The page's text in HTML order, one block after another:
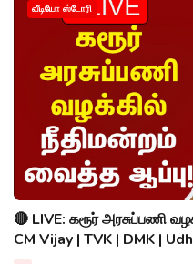
வீடியோ ஸ்டோரி
🔴 LIVE: கரூர் அரசுப்பணி
CM Vijay | TVK | DMK |